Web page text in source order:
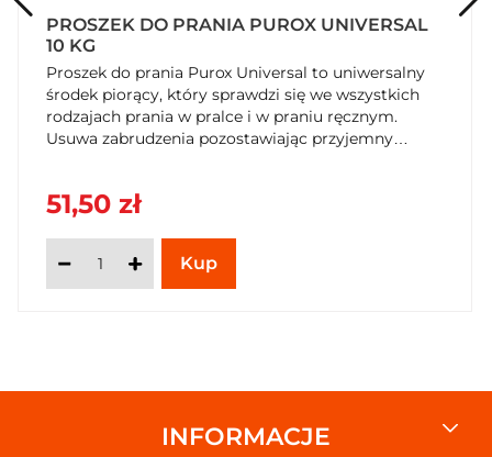
PROSZEK DO PRANIA PUROX UNIVERSAL
10 KG
Proszek do prania Purox Universal to uniwersalny
środek piorący, który sprawdzi się we wszystkich
rodzajach prania w pralce i w praniu ręcznym.
Usuwa zabrudzenia pozostawiając przyjemny
51,50 zł
INFORMACJE